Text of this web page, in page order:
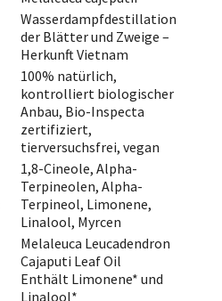
Wasserdampfdestillation
der Blätter und Zweige –
Herkunft Vietnam
100% natürlich,
kontrolliert biologischer
Anbau, Bio-Inspecta
zertifiziert,
tierversuchsfrei, vegan
1,8-Cineole, Alpha-
Terpineolen, Alpha-
Terpineol, Limonene,
Linalool, Myrcen
Melaleuca Leucadendron
Cajaputi Leaf Oil
Enthält Limonene* und
Linalool*